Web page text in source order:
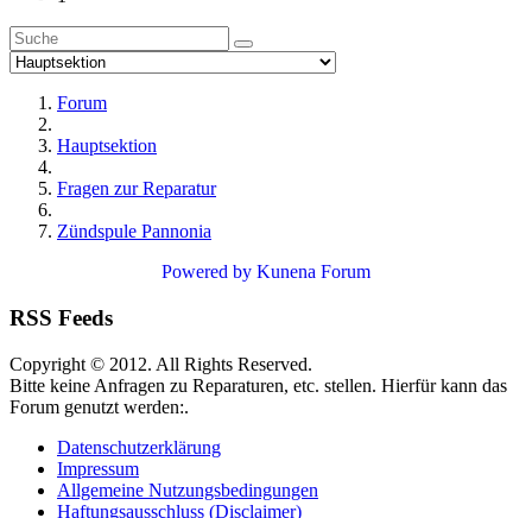
Forum
Hauptsektion
Fragen zur Reparatur
Zündspule Pannonia
Powered by Kunena Forum
RSS Feeds
Copyright © 2012. All Rights Reserved.
Bitte keine Anfragen zu Reparaturen, etc. stellen. Hierfür kann das
Forum genutzt werden:.
Datenschutzerklärung
Impressum
Allgemeine Nutzungsbedingungen
Haftungsausschluss (Disclaimer)